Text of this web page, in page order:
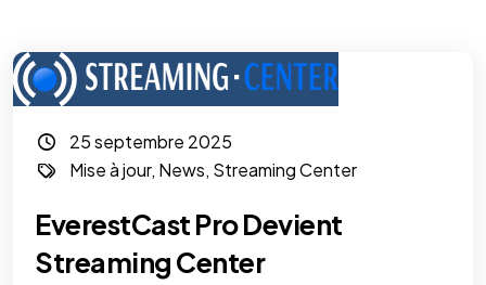
25 septembre 2025
Mise à jour, News, Streaming Center
EverestCast Pro Devient
Streaming Center